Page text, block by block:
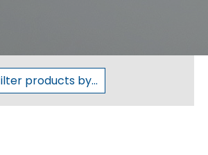
products by...